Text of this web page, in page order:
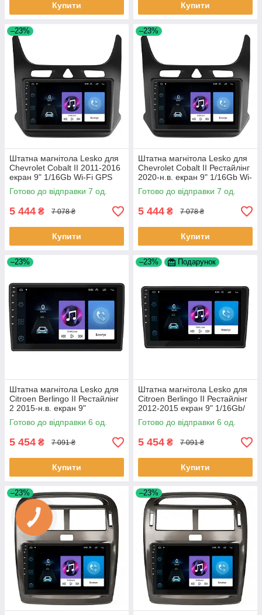
Купити Купити
–23%
Штатна магнітола Lesko для
Chevrolet Cobalt II 2011-2016
екран 9" 1/16Gb Wi-Fi GPS
Base Шевроле Кобальт 7 шт.
Готово до відправки 7 од.
5 444 ₴ 7 078 ₴
Купити
–23%
Штатна магнітола Lesko для
Chevrolet Cobalt II Рестайлінг
2020-н.в. екран 9" 1/16Gb Wi-
Fi GPS Base 7 шт.
Готово до відправки 7 од.
5 444 ₴ 7 078 ₴
Купити
–23%
Штатна магнітола Lesko для
Citroen Berlingo II Рестайлінг
2 2015-н.в. екран 9"
1/16Gb/Wi-Fi GPS Optima 6шт
Готово до відправки 6 од.
5 454 ₴ 7 091 ₴
Купити
–23% Подарунок
Штатна магнітола Lesko для
Citroen Berlingo II Рестайлінг
2012-2015 екран 9" 1/16Gb/
Wi-Fi GPS Optima 6шт
Готово до відправки 6 од.
5 454 ₴ 7 091 ₴
Купити
–23% –23%